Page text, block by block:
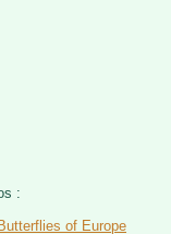
:
of Europe